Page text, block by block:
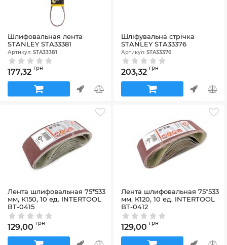
Шлифовальная лента
STANLEY STA33381
Артикул: STA33381
177,32 грн
Шліфувальна стрічка
STANLEY STA33376
Артикул: STA33376
203,32 грн
Лента шлифовальная 75*533
мм, К150, 10 ед. INTERTOOL
BT-0415
Артикул:BT-0415
129,00 грн
Лента шлифовальная 75*533
мм, К120, 10 ед. INTERTOOL
BT-0412
Артикул:BT-0412
129,00 грн